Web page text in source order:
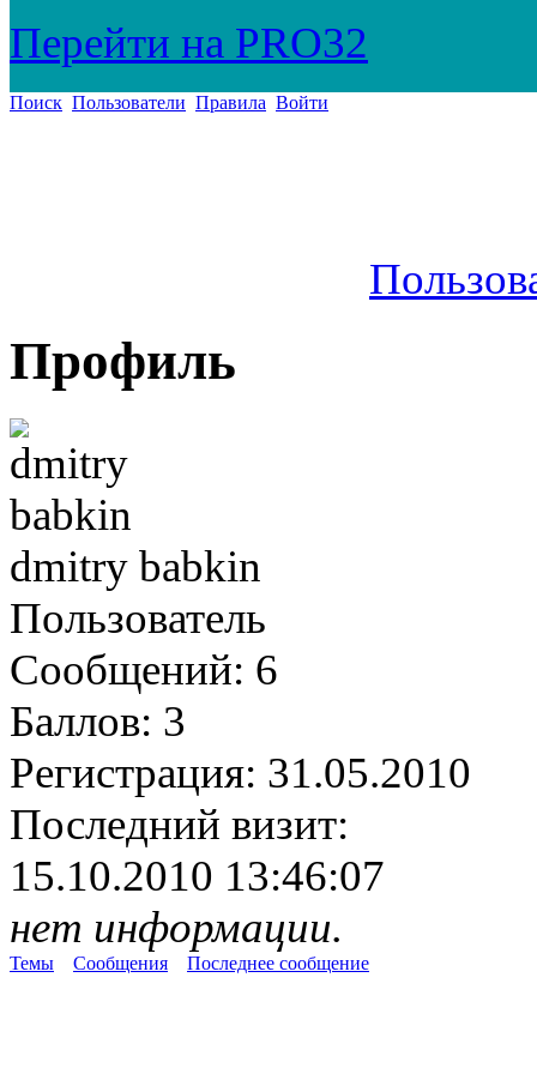
Перейти на PRO32
Поиск Пользователи Правила Войти
Профиль
dmitry babkin
Пользователь
Сообщений: 6
Баллов: 3
Регистрация: 31.05.2010
Последний визит:
15.10.2010 13:46:07
нет информации.
Темы Сообщения Последнее сообщение